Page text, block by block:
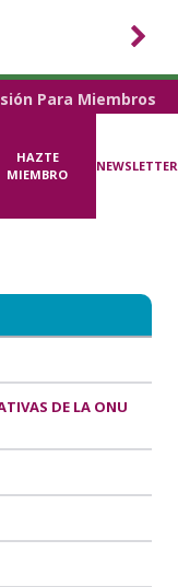
Para Miembros
HAZTE
MIEMBRO
NEWSLETTER
DE LA ONU